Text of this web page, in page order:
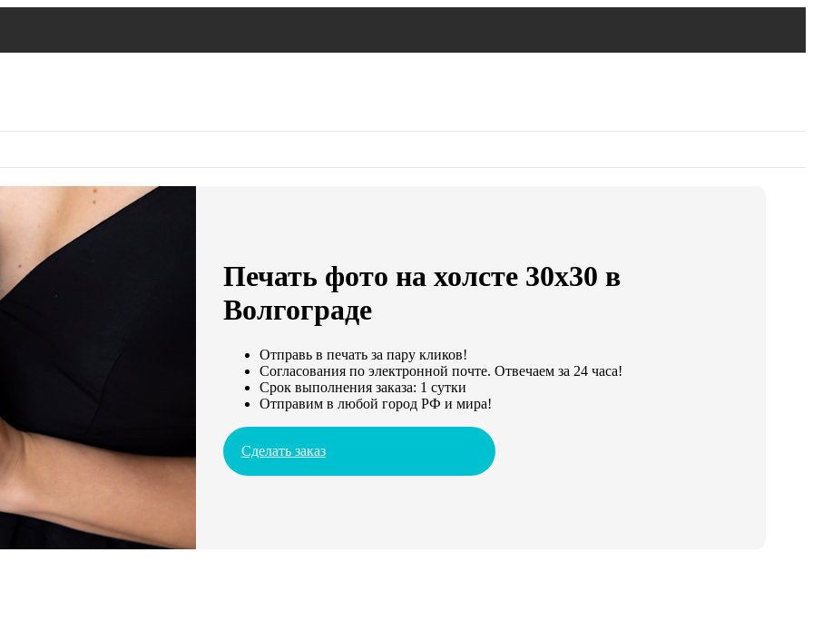
Печать фото на холсте 30х30 в
Волгограде
Отправь в печать за пару кликов!
Согласования по электронной почте. Отвечаем за 24 часа!
Срок выполнения заказа: 1 сутки
Отправим в любой город РФ и мира!
Сделать заказ